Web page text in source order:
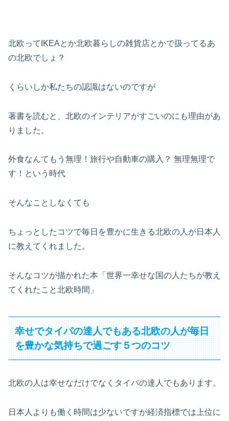
北欧ってIKEAとか北欧暮らしの雑貨店とかで扱ってるあ
の北欧でしょ？
くらいしか私たちの認識はないのですが
著書を読むと、北欧のインテリアがすごいのにも理由があ
りました。
外食なんてもう無理！旅行や自動車の購入？ 無理無理で
す！という時代
そんなことしなくても
ちょっとしたコツで毎日を豊かに生きる北欧の人が日本人
に教えてくれました。
そんなコツが描かれた本「世界一幸せな国の人たちが教え
てくれたこと北欧時間」
幸せでタイパの達人でもある北欧の人が毎日
を豊かな気持ちで過ごす５つのコツ
北欧の人は幸せなだけでなくタイパの達人でもあります。
日本人よりも働く時間は少ないですが経済指標では上位に